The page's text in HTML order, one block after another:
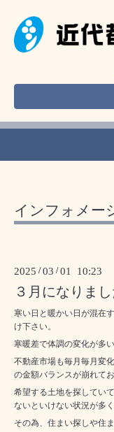
インフォメー
2025 /03 /01 10:23
３月になりまし
寒い日と暖かい日が混在
け下さい。
寒暖差で体調の変化が多
不動産市場も毎月毎月変
の金額バランスが崩れてお
希望する土地を探してい
ないといけない状況が多く
その為、住まい探しや住